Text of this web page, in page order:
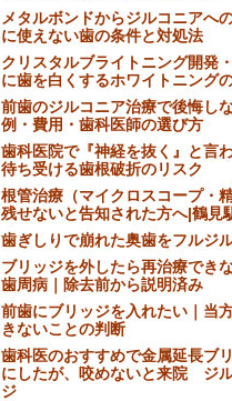
メタルボンドからジルコニアへ
に使えない歯の条件と対処法
クリスタルブライトニング開発
に歯を白くするホワイトニング
前歯のジルコニア治療で後悔し
例・費用・歯科医師の選び方
歯科医院で『神経を抜く』と言
待ち受ける歯根破折のリスク
根管治療（マイクロスコープ・
残せないと告知された方へ|鶴見
歯ぎしりで崩れた奥歯をフルジ
ブリッジを外したら再治療でき
歯周病｜除去前から説明済み
前歯にブリッジを入れたい｜当
きないことの判断
歯科医のおすすめで金属延長ブ
にしたが、咬めないと来院 ジ
ジ